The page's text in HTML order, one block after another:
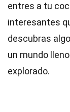
entres a tu
interesantes
descubras
un mundo
explorado.